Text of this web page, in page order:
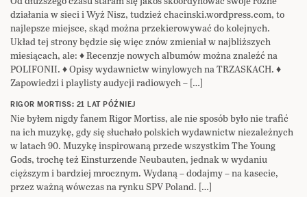
działania w sieci i Wyż Nisz, tudzież chacinski.wordpress.com, to
najlepsze miejsce, skąd można przekierowywać do kolejnych.
Układ tej strony będzie się więc znów zmieniał w najbliższych
miesiącach, ale: ♦ Recenzje nowych albumów można znaleźć na
POLIFONII. ♦ Opisy wydawnictw winylowych na TRZASKACH. ♦
Zapowiedzi i playlisty audycji radiowych – […]
RIGOR MORTISS: 21 LAT PÓŹNIEJ
Nie byłem nigdy fanem Rigor Mortiss, ale nie sposób było nie trafić
na ich muzykę, gdy się słuchało polskich wydawnictw niezależnych
w latach 90. Muzykę inspirowaną przede wszystkim The Young
Gods, trochę też Einsturzende Neubauten, jednak w wydaniu
cięższym i bardziej mrocznym. Wydaną – dodajmy – na kasecie,
przez ważną wówczas na rynku SPV Poland. […]